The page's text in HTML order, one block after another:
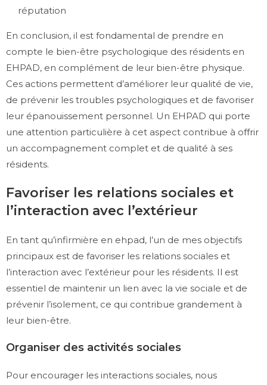
réputation
En conclusion, il est fondamental de prendre en
compte le bien-être psychologique des résidents en
EHPAD, en complément de leur bien-être physique.
Ces actions permettent d’améliorer leur qualité de vie,
de prévenir les troubles psychologiques et de favoriser
leur épanouissement personnel. Un EHPAD qui porte
une attention particulière à cet aspect contribue à offrir
un accompagnement complet et de qualité à ses
résidents.
Favoriser les relations sociales et
l’interaction avec l’extérieur
En tant qu’infirmière en ehpad, l’un de mes objectifs
principaux est de favoriser les relations sociales et
l’interaction avec l’extérieur pour les résidents. Il est
essentiel de maintenir un lien avec la vie sociale et de
prévenir l’isolement, ce qui contribue grandement à
leur bien-être.
Organiser des activités sociales
Pour encourager les interactions sociales, nous